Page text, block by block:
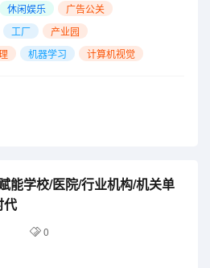
休闲娱乐 广告公关
工厂 产业园
机器学习 计算机视觉
能学校/医院/行业机构/机关单
代
0